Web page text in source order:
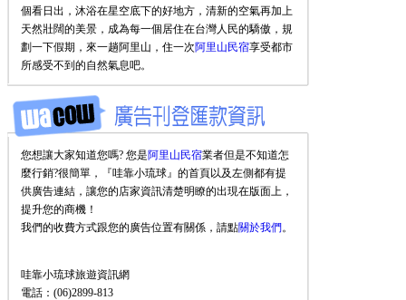
個看日出，沐浴在星空底下的好地方，清新的空氣再加上
天然壯闊的美景，成為每一個居住在台灣人民的驕傲，規
劃一下假期，來一趟阿里山，住一次阿里山民宿享受都市
所感受不到的自然氣息吧。
您想讓大家知道您嗎? 您是阿里山民宿業者但是不知道怎
麼行銷?很簡單，『哇靠小琉球』的首頁以及左側都有提
供廣告連結，讓您的店家資訊清楚明瞭的出現在版面上，
提升您的商機！
我們的收費方式跟您的廣告位置有關係，請點關於我們。
哇靠小琉球旅遊資訊網
電話：(06)2899-813